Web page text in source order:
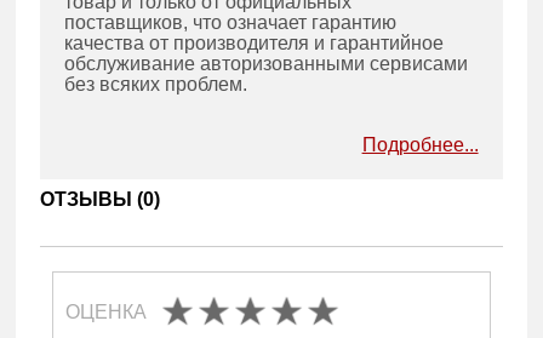
поставщиков, что означает гарантию
качества от производителя и гарантийное
обслуживание авторизованными сервисами
без всяких проблем.
Подробнее...
ОТЗЫВЫ (0)
ОЦЕНКА